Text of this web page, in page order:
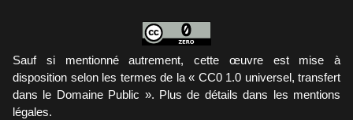
Sauf si mentionné autrement, cette œuvre est mise à
disposition selon les termes de la « CC0 1.0 universel, transfert
dans le Domaine Public ». Plus de détails dans les mentions
légales.